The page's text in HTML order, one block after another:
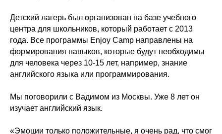
Детский лагерь был организован на базе учебного
центра для школьников, который работает с 2013
года. Все программы Enjoy Camp направлены на
формирования навыков, которые будут необходимы
для человека через 10-15 лет, например, знание
английского языка или программирования.
Мы поговорили с Вадимом из Москвы. Уже 8 лет он
изучает английский язык.
«Эмоции только положительные, я очень рад, что смог